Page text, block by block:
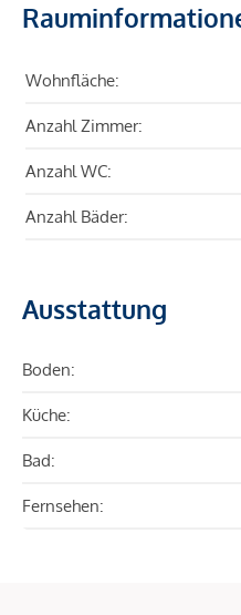
Wohnfläche:
Anzahl Zimmer:
Anzahl WC:
Anzahl Bäder:
Ausstattung
Boden:
Küche:
Bad:
Fernsehen: